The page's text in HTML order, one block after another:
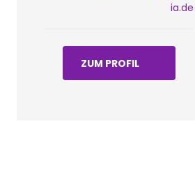
Fahrbahnsanierung
ia.de
ZUM PROFIL